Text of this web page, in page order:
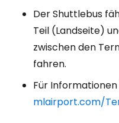
Der Shuttlebus
Teil (Landseite)
zwischen den
fahren.
Für
mlairport.com/